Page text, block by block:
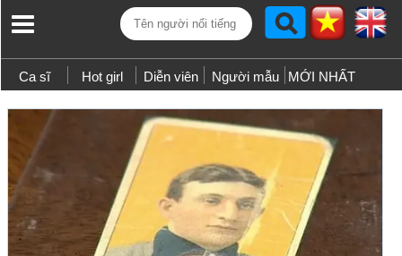
Ca sĩ Hot girl Diễn viên Người mẫu MỚI NHẤT